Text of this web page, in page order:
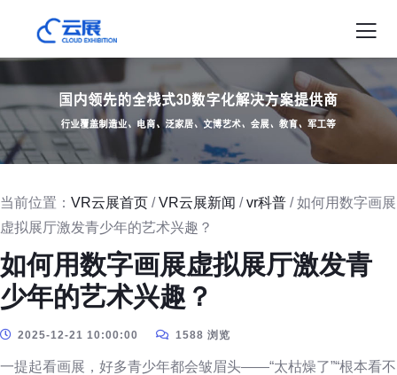
当前位置： VR云展首页 /VR云展新闻 /vr科普 / 如何用数字画展
虚拟展厅激发青少年的艺术兴趣？
如何用数字画展虚拟展厅激发青
少年的艺术兴趣？
2025-12-21 10:00:00 1588 浏览
一提起看画展，好多青少年都会皱眉头——“太枯燥了”“根本看不